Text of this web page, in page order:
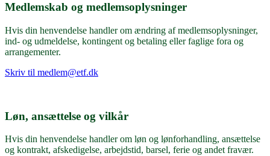
Medlemskab og medlemsoplysninger
Hvis din henvendelse handler om ændring af medlemsoplysninger,
ind- og udmeldelse, kontingent og betaling eller faglige fora og
arrangementer.
Skriv til medlem@etf.dk
Løn, ansættelse og vilkår
Hvis din henvendelse handler om løn og lønforhandling, ansættelse
og kontrakt, afskedigelse, arbejdstid, barsel, ferie og andet fravær.